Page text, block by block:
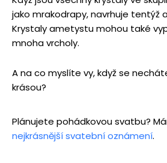
jako mrakodrapy, navrhuje tentýž
Krystaly ametystu mohou také
mnoha vrcholy.
A na co myslíte vy, když se
krásou?
Plánujete pohádkovou svatbu?
nejkrásnější svatební oznámení.